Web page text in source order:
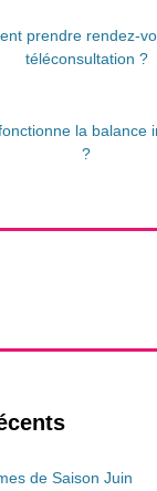
prendre rendez-
téléconsultation ?
la balance
?
de Saison Juin